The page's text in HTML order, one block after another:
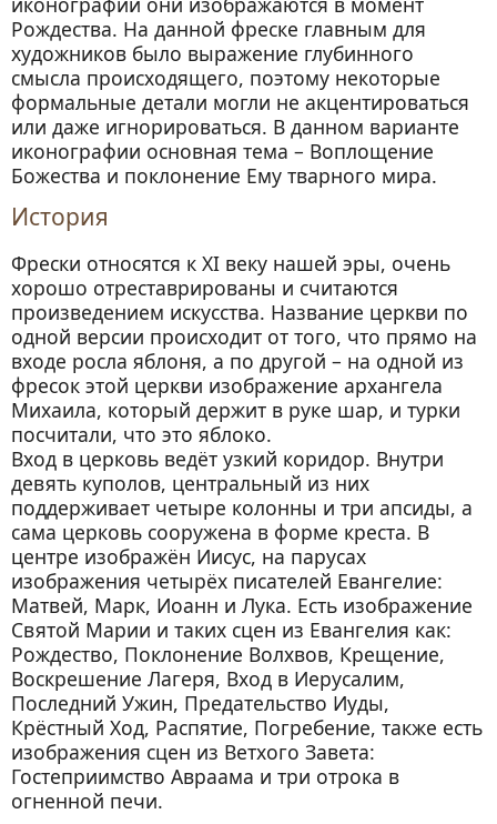
Рождества. На данной фреске главным для
художников было выражение глубинного
смысла происходящего, поэтому некоторые
формальные детали могли не акцентироваться
или даже игнорироваться. В данном варианте
иконографии основная тема – Воплощение
Божества и поклонение Ему тварного мира.
История
Фрески относятся к XI веку нашей эры, очень
хорошо отреставрированы и считаются
произведением искусства. Название церкви по
одной версии происходит от того, что прямо на
входе росла яблоня, а по другой – на одной из
фресок этой церкви изображение архангела
Михаила, который держит в руке шар, и турки
посчитали, что это яблоко.
Вход в церковь ведёт узкий коридор. Внутри
девять куполов, центральный из них
поддерживает четыре колонны и три апсиды, а
сама церковь сооружена в форме креста. В
центре изображён Иисус, на парусах
изображения четырёх писателей Евангелие:
Матвей, Марк, Иоанн и Лука. Есть изображение
Святой Марии и таких сцен из Евангелия как:
Рождество, Поклонение Волхвов, Крещение,
Воскрешение Лагеря, Вход в Иерусалим,
Последний Ужин, Предательство Иуды,
Крёстный Ход, Распятие, Погребение, также есть
изображения сцен из Ветхого Завета:
Гостеприимство Авраама и три отрока в
огненной печи.